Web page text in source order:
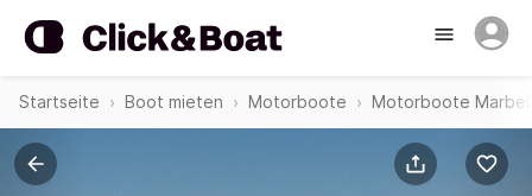
Startseite Boot mieten Motorboote Motorboote